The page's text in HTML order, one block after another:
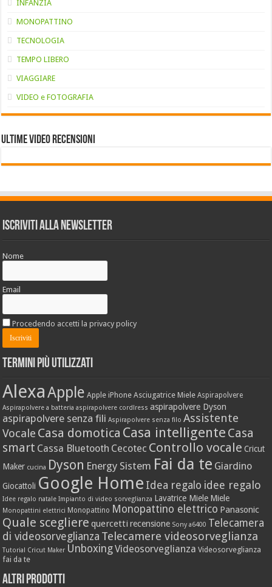
INFANZIA
MONOPATTINO
TECNOLOGIA
TEMPO LIBERO
VIAGGIARE
VIDEO e FOTOGRAFIA
Ultime VIDEO RECENSIONI
Iscriviti alla Newsletter
Nome
Email
Procedendo accetti la privacy policy
Termini più utilizzati
AlexaApple Apple iPhone Asciugatrice Miele Aspirapolvere
Aspirapolvere a batteria aspirapolvere cordlress aspirapolvere Dyson
aspirapolvere senza fili Aspirapolvere senza filo Assistente
Vocale Casa domotica Casa intelligente Casa
smart Cassa Bluetooth Cecotec Controllo vocale Cricut
Maker cucina Dyson Energy Sistem Fai da te Giardino
Giocattoli Google Home Idea regalo idee regalo
Idee regalo natale Impianto di video sorveglianza Lavatrice Miele Miele
Monopattini elettrici Monopattino Monopattino elettrico Panasonic
Quale scegliere quercetti recensione Sony a6400 Telecamera
di videosorveglianza Telecamere videosorveglianza
Tutorial Cricut Maker UnboxingVideosorveglianza Videosorveglianza
fai da te
Altri prodotti